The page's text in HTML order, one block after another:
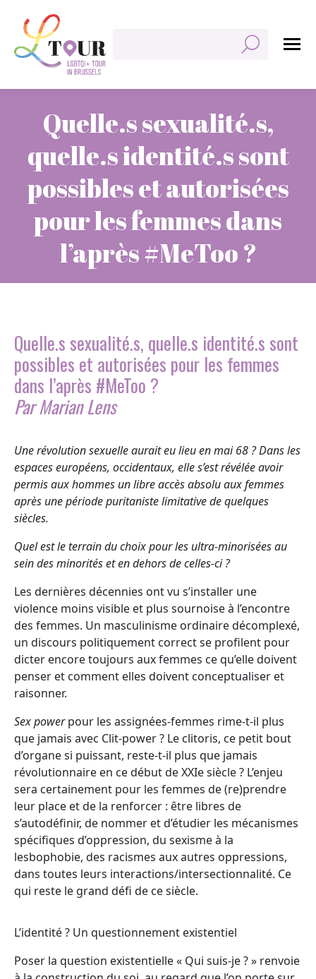
Quelle.s sexualité.s,
quelle.s identité.s sont
possibles et autorisées
pour les femmes dans
l’après #MeToo ?
Quelle.s sexualité.s, quelle.s identité.s sont
possibles et autorisées pour les femmes
dans l’après #MeToo ?
Par Marian Lens
Une révolution sexuelle aurait eu lieu en mai 68 ? Dans les
espaces européens, occidentaux, elle s’est révélée avoir
permis aux hommes un libre accès absolu aux femmes
après une période puritaniste limitative de quelques
siècles.
Quel est le terrain du choix pour les ultra-minorisées au
sein des minorités et en dehors de celles-ci ?
Les dernières décennies ont vu s’installer une
violence moins visible et plus sournoise à l’encontre
des femmes. Un masculinisme ordinaire décomplexé,
un discours politiquement correct se profilent pour
dicter encore toujours aux femmes ce qu’elle doivent
penser et comment elles doivent conceptualiser et
raisonner.
Sex powerpour les assignées-femmes rime-t-il plus
que jamais avec Clit-power ? Le clitoris, ce petit bout
d’organe si puissant, reste-t-il plus que jamais
révolutionnaire en ce début de XXIe siècle ? L’enjeu
sera certainement pour les femmes de (re)prendre
leur place et de la renforcer : être libres de
s’autodéfinir, de nommer et d’étudier les mécanismes
spécifiques d’oppression, du sexisme à la
lesbophobie, des racismes aux autres oppressions,
dans toutes leurs interactions/intersectionnalité. Ce
qui reste le grand défi de ce siècle.
L’identité ? Un questionnement existentiel
Poser la question existentielle « Qui suis-je ? » renvoie